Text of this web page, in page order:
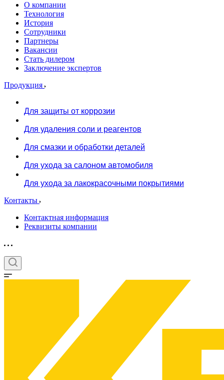
О компании
Технология
История
Сотрудники
Партнеры
Вакансии
Стать дилером
Заключение экспертов
Продукция
Для защиты от коррозии
Для удаления соли и реагентов
Для смазки и обработки деталей
Для ухода за салоном автомобиля
Для ухода за лакокрасочными покрытиями
Контакты
Контактная информация
Реквизиты компании